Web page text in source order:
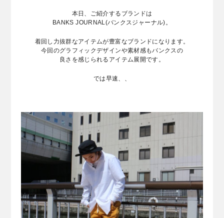
本日、ご紹介するブランドは
BANKS JOURNAL(バンクスジャーナル)。
着回し力抜群なアイテムが豊富なブランドになります。
今回のグラフィックデザインや素材感もバンクスの
良さを感じられるアイテム展開です。
では早速、、